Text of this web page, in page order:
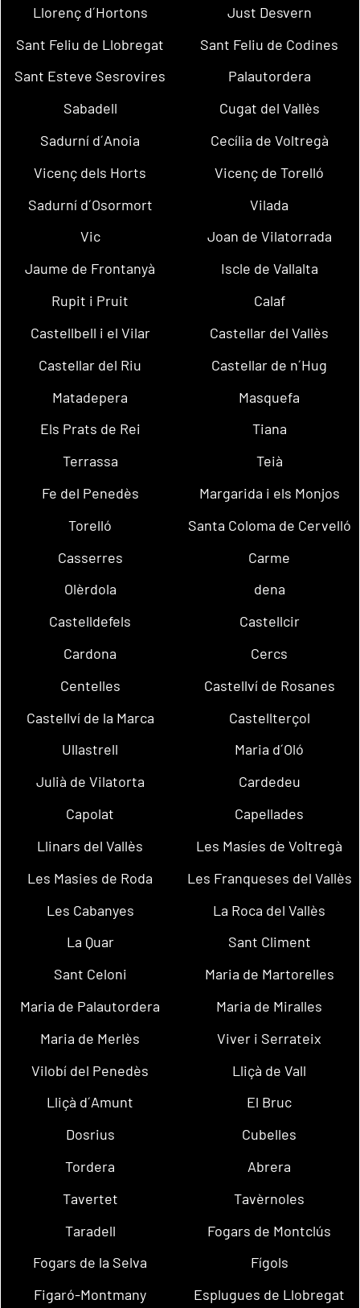
Llorenç d´Hortons
Just Desvern
Sant Feliu de Llobregat
Sant Feliu de Codines
Sant Esteve Sesrovires
Palautordera
Sabadell
Cugat del Vallès
Sadurní d´Anoia
Cecília de Voltregà
Vicenç dels Horts
Vicenç de Torelló
Sadurní d´Osormort
Vilada
Vic
Joan de Vilatorrada
Jaume de Frontanyà
Iscle de Vallalta
Rupit i Pruit
Calaf
Castellbell i el Vilar
Castellar del Vallès
Castellar del Riu
Castellar de n´Hug
Matadepera
Masquefa
Els Prats de Rei
Tiana
Terrassa
Teià
Fe del Penedès
Margarida i els Monjos
Torelló
Santa Coloma de Cervelló
Casserres
Carme
Olèrdola
dena
Castelldefels
Castellcir
Cardona
Cercs
Centelles
Castellví de Rosanes
Castellví de la Marca
Castellterçol
Ullastrell
Maria d´Oló
Julià de Vilatorta
Cardedeu
Capolat
Capellades
Llinars del Vallès
Les Masíes de Voltregà
Les Masies de Roda
Les Franqueses del Vallès
Les Cabanyes
La Roca del Vallès
La Quar
Sant Climent
Sant Celoni
Maria de Martorelles
Maria de Palautordera
Maria de Miralles
Maria de Merlès
Viver i Serrateix
Vilobí del Penedès
Lliçà de Vall
Lliçà d´Amunt
El Bruc
Dosrius
Cubelles
Tordera
Abrera
Tavertet
Tavèrnoles
Taradell
Fogars de Montclús
Fogars de la Selva
Fígols
Figaró-Montmany
Esplugues de Llobregat